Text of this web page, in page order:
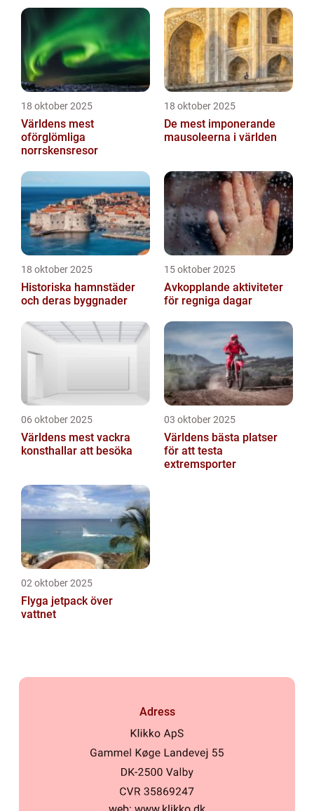
18 oktober 2025
Världens mest
oförglömliga
norrskensresor
18 oktober 2025
De mest imponerande
mausoleerna i världen
18 oktober 2025
Historiska hamnstäder
och deras byggnader
15 oktober 2025
Avkopplande aktiviteter
för regniga dagar
06 oktober 2025
Världens mest vackra
konsthallar att besöka
03 oktober 2025
Världens bästa platser
för att testa
extremsporter
02 oktober 2025
Flyga jetpack över
vattnet
Adress